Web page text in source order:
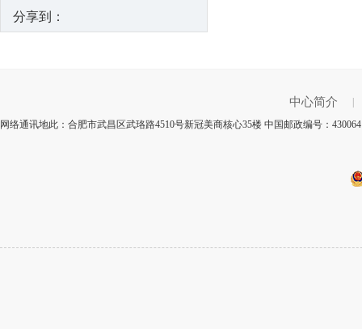
分享到：
中心简介
网络通讯地此：合肥市武昌区武珞路4510号新冠美商核心35楼 中国邮政编号：